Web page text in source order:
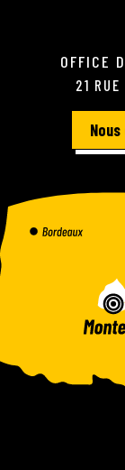
OFFICE
21